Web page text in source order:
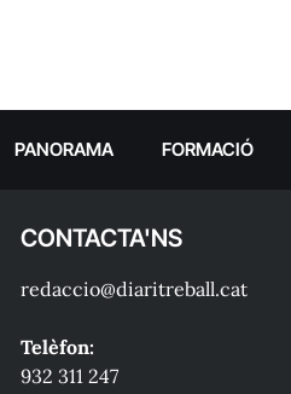
PANORAMA FORMACIÓ
CONTACTA'NS
redaccio@diaritreball.cat
Telèfon:
932 311 247